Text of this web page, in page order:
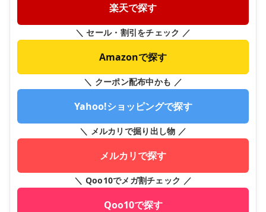
楽天で探す
＼ セール・割引をチェック ／
Amazonで探す
＼ クーポン配布中かも ／
Yahoo!ショッピングで探す
＼ メルカリで掘り出し物 ／
メルカリで探す
＼ Qoo10でメガ割チェック ／
Qoo10で探す